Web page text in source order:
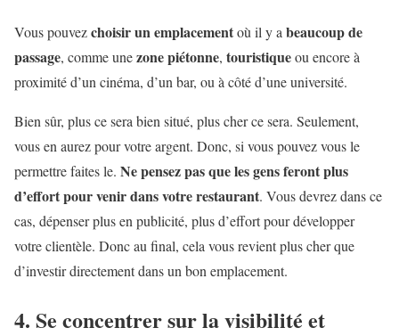
Vous pouvezchoisir un emplacementoù il y a beaucoup de
passage, comme unezone piétonne, touristiqueou encore à
proximité d’un cinéma, d’un bar, ou à côté d’une université.
Bien sûr, plus ce sera bien situé, plus cher ce sera. Seulement,
vous en aurez pour votre argent. Donc, si vous pouvez vous le
permettre faites le. Ne pensez pas que les gens feront plus
d’effort pour venir dans votre restaurant. Vous devrez dans ce
cas, dépenser plus en publicité, plus d’effort pour développer
votre clientèle. Donc au final, cela vous revient plus cher que
d’investir directement dans un bon emplacement.
4. Se concentrer sur la visibilité et